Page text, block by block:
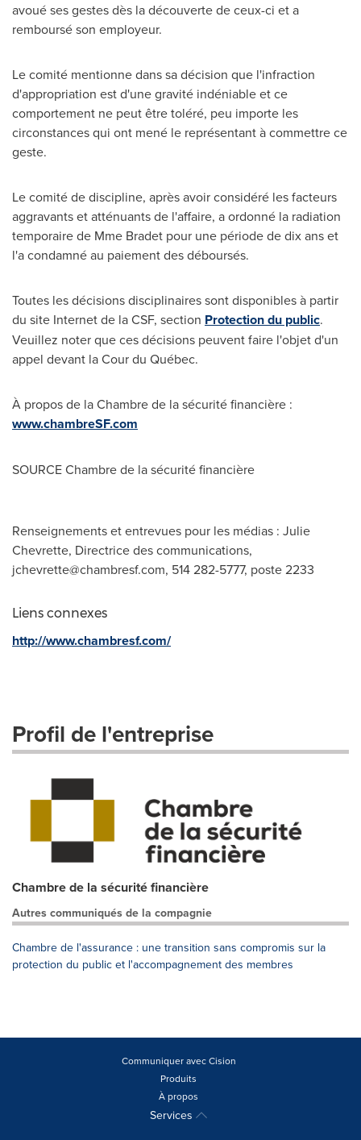
avoué ses gestes dès la découverte de ceux-ci et a
remboursé son employeur.
Le comité mentionne dans sa décision que l'infraction
d'appropriation est d'une gravité indéniable et ce
comportement ne peut être toléré, peu importe les
circonstances qui ont mené le représentant à commettre ce
geste.
Le comité de discipline, après avoir considéré les facteurs
aggravants et atténuants de l'affaire, a ordonné la radiation
temporaire de Mme Bradet pour une période de dix ans et
l'a condamné au paiement des déboursés.
Toutes les décisions disciplinaires sont disponibles à partir
du site Internet de la CSF, section Protection du public.
Veuillez noter que ces décisions peuvent faire l'objet d'un
appel devant la Cour du Québec.
À propos de laChambre de lasécurité financière :
www.chambreSF.com
SOURCEChambre de lasécurité financière
Renseignements et entrevues pour les médias : Julie
Chevrette, Directrice des communications,
jchevrette@chambresf.com, 514 282-5777, poste 2233
Liens connexes
http://www.chambresf.com/
Profil de l'entreprise
Chambre de la sécurité financière
Autres communiqués de la compagnie
Chambre de l'assurance : une transition sans compromis sur la
protection du public et l'accompagnement des membres
Communiquer avec Cision
Produits
À propos
Services